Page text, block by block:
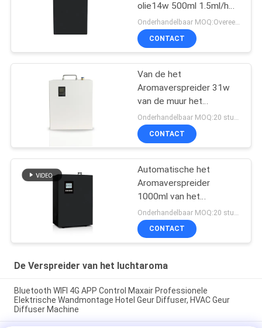
olie14w 500ml 1.5ml/h
Geur
CONTACT
Van de het
Aromaverspreider 31w
van de muur het
Monteerbare Elektrische
Lucht Metaal HVAC
CONTACT
Automatische het
Aromaverspreider
1000ml van het
Hvac22w Metaal
CONTACT
De Verspreider van het luchtaroma
Bluetooth WIFI 4G APP Control Maxair Professionele
Elektrische Wandmontage Hotel Geur Diffuser, HVAC Geur
Diffuser Machine